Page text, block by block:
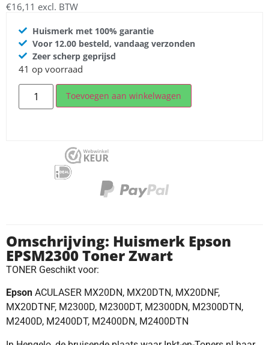
€16,11 excl. BTW
Huismerk met 100% garantie
Voor 12.00 besteld, vandaag verzonden
Zeer scherp geprijsd
41 op voorraad
Toevoegen aan winkelwagen
Omschrijving: Huismerk Epson
EPSM2300 Toner Zwart
TONER Geschikt voor:
Epson ACULASER MX20DN, MX20DTN, MX20DNF,
MX20DTNF, M2300D, M2300DT, M2300DN, M2300DTN,
M2400D, M2400DT, M2400DN, M2400DTN